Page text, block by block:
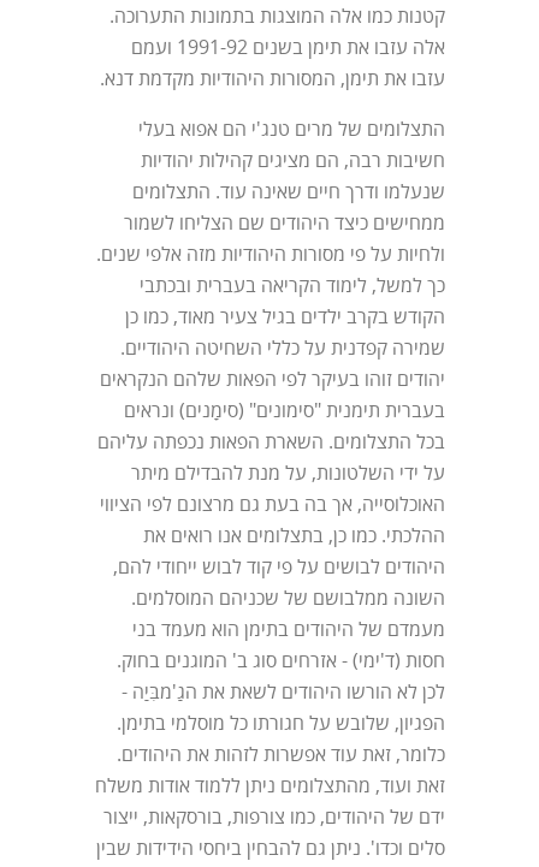
קטנות כמו אלה המוצגות בתמונות התערוכה.
אלה עזבו את תימן בשנים 1991-92 ועמם
עזבו את תימן, המסורות היהודיות מקדמת דנא.
התצלומים של מרים טנג'י הם אפוא בעלי
חשיבות רבה, הם מציגים קהילות יהודיות
שנעלמו ודרך חיים שאינה עוד. התצלומים
ממחישים כיצד היהודים שם הצליחו לשמור
ולחיות על פי מסורות היהודיות מזה אלפי שנים.
כך למשל, לימוד הקריאה בעברית ובכתבי
הקודש בקרב ילדים בגיל צעיר מאוד, כמו כן
שמירה קפדנית על כללי השחיטה היהודיים.
יהודים זוהו בעיקר לפי הפאות שלהם הנקראים
בעברית תימנית "סימונים" (סימָנים) ונראים
בכל התצלומים. השארת הפאות נכפתה עליהם
על ידי השלטונות, על מנת להבדילם מיתר
האוכלוסייה, אך בה בעת גם מרצונם לפי הציווי
ההלכתי. כמו כן, בתצלומים אנו רואים את
היהודים לבושים על פי קוד לבוש ייחודי להם,
השונה ממלבושם של שכניהם המוסלמים.
מעמדם של היהודים בתימן הוא מעמד בני
חסות (ד'ימי) - אזרחים סוג ב' המוגנים בחוק.
לכן לא הורשו היהודים לשאת את הגַ'מבִּיַה -
הפגיון, שלובש על חגורתו כל מוסלמי בתימן.
כלומר, זאת עוד אפשרות לזהות את היהודים.
זאת ועוד, מהתצלומים ניתן ללמוד אודות משלח
ידם של היהודים, כמו צורפות, בורסקאות, ייצור
סלים וכדו'. ניתן גם להבחין ביחסי הידידות שבין